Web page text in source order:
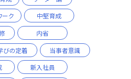
ーク
中堅育成
内省
びの定着
当事者意識
新入社員